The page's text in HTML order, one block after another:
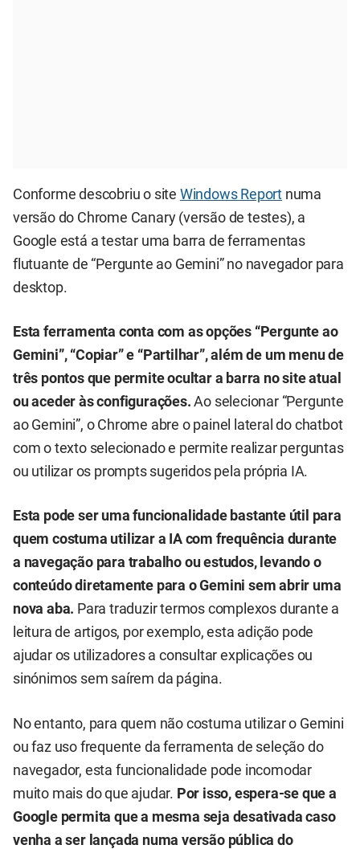
Conforme descobriu o site Windows Report numa
versão do Chrome Canary (versão de testes), a
Google está a testar uma barra de ferramentas
flutuante de “Pergunte ao Gemini” no navegador para
desktop.
Esta ferramenta conta com as opções “Pergunte ao
Gemini”, “Copiar” e “Partilhar”, além de um menu de
três pontos que permite ocultar a barra no site atual
ou aceder às configurações. Ao selecionar “Pergunte
ao Gemini”, o Chrome abre o painel lateral do chatbot
com o texto selecionado e permite realizar perguntas
ou utilizar os prompts sugeridos pela própria IA.
Esta pode ser uma funcionalidade bastante útil para
quem costuma utilizar a IA com frequência durante
a navegação para trabalho ou estudos, levando o
conteúdo diretamente para o Gemini sem abrir uma
nova aba. Para traduzir termos complexos durante a
leitura de artigos, por exemplo, esta adição pode
ajudar os utilizadores a consultar explicações ou
sinónimos sem saírem da página.
No entanto, para quem não costuma utilizar o Gemini
ou faz uso frequente da ferramenta de seleção do
navegador, esta funcionalidade pode incomodar
muito mais do que ajudar. Por isso, espera-se que a
Google permita que a mesma seja desativada caso
venha a ser lançada numa versão pública do